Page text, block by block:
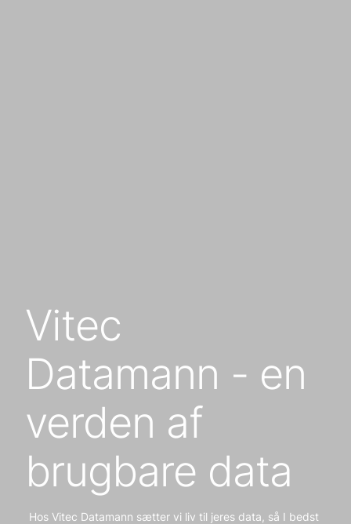
Vitec
Datamann - en
verden af
brugbare data
Hos Vitec Datamann sætter vi liv til jeres data, så I bedst